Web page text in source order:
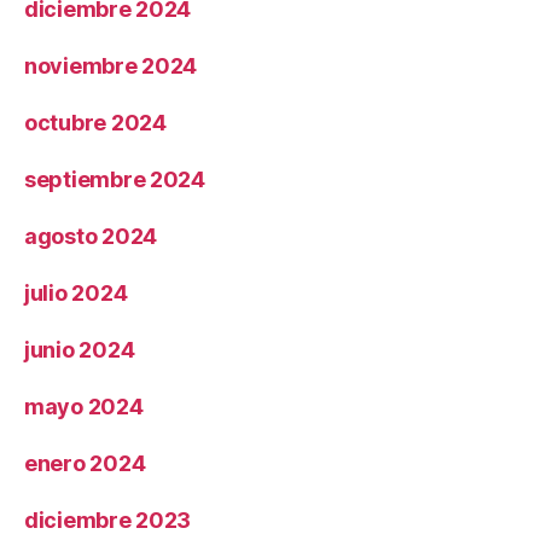
diciembre 2024
noviembre 2024
octubre 2024
septiembre 2024
agosto 2024
julio 2024
junio 2024
mayo 2024
enero 2024
diciembre 2023